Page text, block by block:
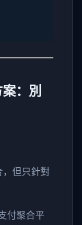
：別
但只針對
付聚合平